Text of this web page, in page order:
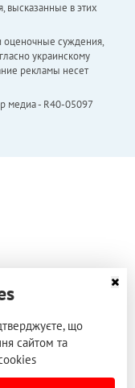
высказанные в этих
оценочные суждения,
украинскому
рекламы несет
медиа - R40-05097
що
сайтом та